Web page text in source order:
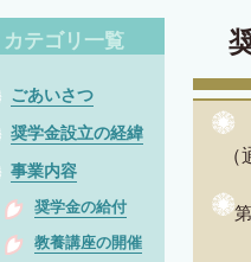
（
カテゴリ一覧
ごあいさつ
奨学金設立の経緯
事業内容
奨学金の給付
教養講座の開催